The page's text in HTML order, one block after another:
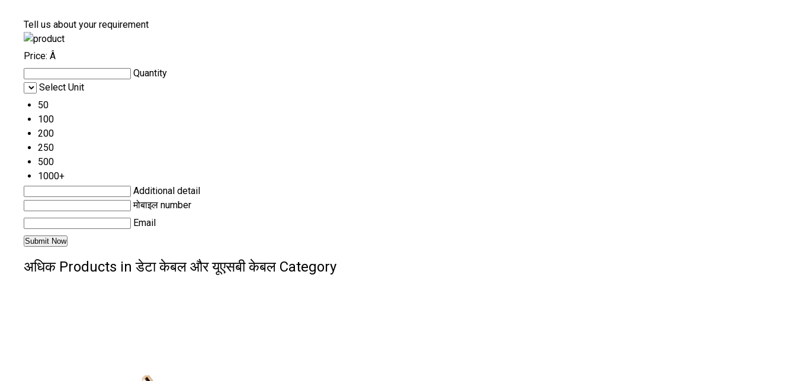
Tell us about your requirement
Price: Â
Quantity
Select Unit
50
100
200
250
500
1000+
Additional detail
मोबाइल number
Email
अधिक Products in डेटा केबल और यूएसबी केबल Category